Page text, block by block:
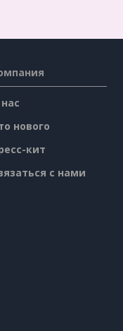
нового
кит
с нами